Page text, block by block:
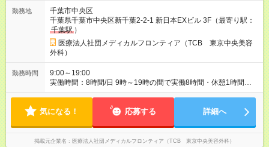
次昇給制度アリ】 年次昇給制度で毎年月給が上がっていくので
役職につかない場合でもしっかり昇給♪ 【試用期間】試用期間あ
り 試用期間の長さ：6ヶ月 ※ 雇用形態と給与に、本採用時と異
なる部分があります。 雇用形態：中途採用（契約社員） 給与：
月給 260,000円以上
勤務地
千葉市中央区
千葉県千葉市中央区新千葉2-2-1 新日本EXビル 3F（最寄り駅：
千葉駅 ）
医療法人社団メディカルフロンティア（TCB 東京中央美容
外科）
勤務時間
9:00～19:00
実働時間：8時間/日 9時～19時の間で実働8時間・休憩1時間
【残業ほぼ無し！】 残業月平均3時間のため、ほぼ毎日定時で退
気になる！ 応募する 詳細へ
掲載元企業名 医療法人社団メディカルフロンティア（TCB 東京中央美容外科）